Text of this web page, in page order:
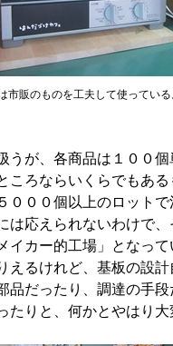
市販のものを工夫して使ってい
が、各商品は１００
ころならいくらでもあ
０００個以上のロット
は応えられないわけで
イカー的工場」となっ
えるけれど、基板の設
品だったり、調達の手
たりと、何かとやはり